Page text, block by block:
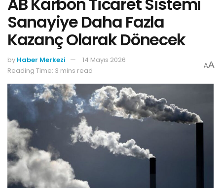
Sanayiye Daha Fazla
Kazanç Olarak Dönecek
by Haber Merkezi
14 Mayıs 2026
Reading Time: 3 mins read
AA